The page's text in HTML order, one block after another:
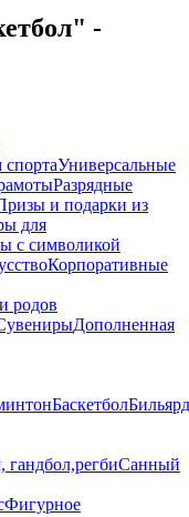
-
Универсальные
Разрядные
и подарки из
для
с символикой
Корпоративные
родов
Дополненная
БаскетболБильярд
гандбол,регбиСанный
Фигурное